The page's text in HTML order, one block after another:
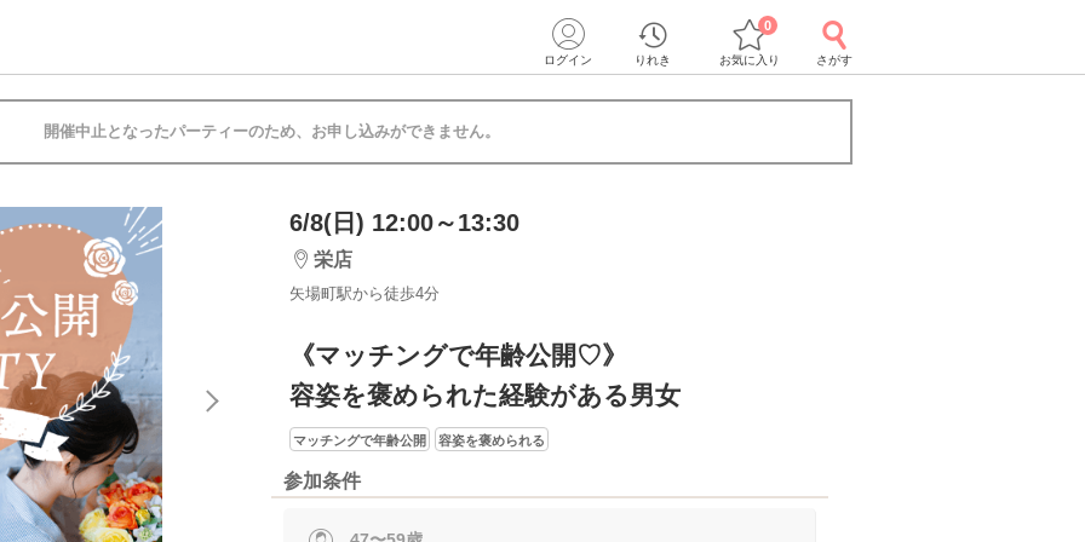
ログイン りれき お気に入り
0
さがす
開催中止となったパーティーのため、お申し込みができません。
6/8(日) 12:00～13:30
栄店
矢場町駅から徒歩4分
《マッチングで年齢公開♡》
容姿を褒められた経験がある男女
マッチングで年齢公開 容姿を褒められる
参加条件